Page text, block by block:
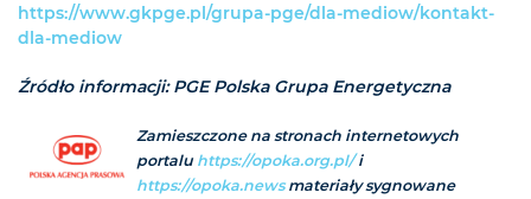
https://www.gkpge.pl/grupa-pge/dla-mediow/kontakt-
dla-mediow
Źródło informacji: PGE Polska Grupa Energetyczna
Zamieszczone na stronach internetowych
portalu https://opoka.org.pl/i
https://opoka.newsmateriały sygnowane